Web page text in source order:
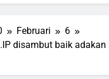
Februari
6
disambut baik adakan